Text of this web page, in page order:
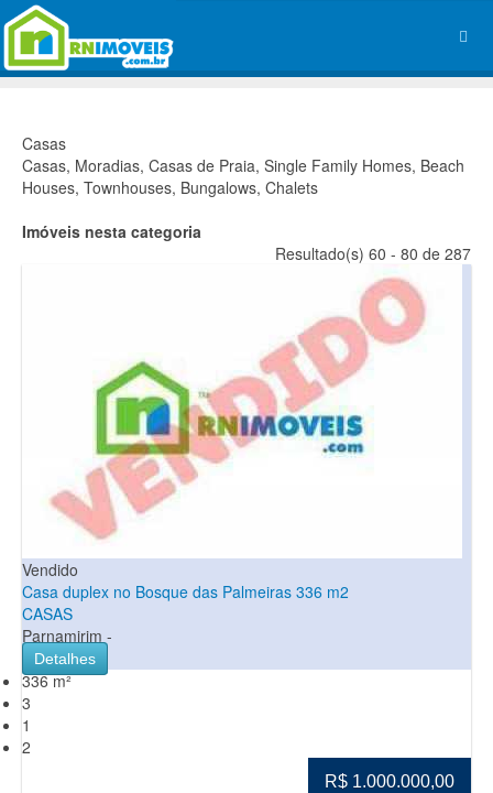
Casas
Casas, Moradias, Casas de Praia, Single Family Homes, Beach
Houses, Townhouses, Bungalows, Chalets
Imóveis nesta categoria
Resultado(s) 60 - 80 de 287
Vendido
Casa duplex no Bosque das Palmeiras 336 m2
CASAS
Parnamirim -
Detalhes
336 m²
3
1
2
R$ 1.000.000,00